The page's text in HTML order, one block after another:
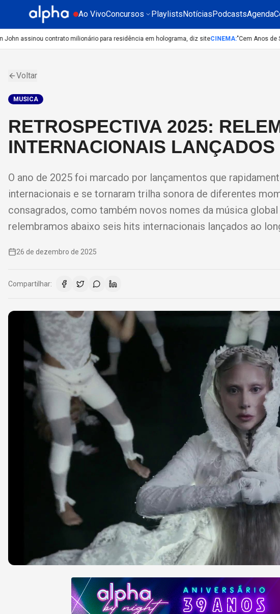
Ao VivoConcursos PlaylistsNotíciasPodcastsAgenda
assinou contrato milionário para residência em holograma, diz siteCINEMA:"Cem Anos de
Voltar
MUSICA
RETROSPECTIVA 2025:
INTERNACIONAIS
O ano de 2025 foi marcado por lançamentos que
internacionais e se tornaram trilha sonora de diferentes
consagrados, como também novos nomes da música
relembramos abaixo seis hits internacionais lançados ao
26 de dezembro de 2025
Compartilhar: